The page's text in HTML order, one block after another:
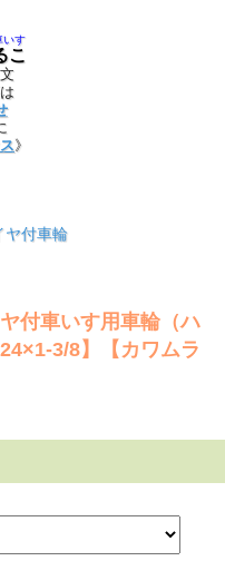
いす
こ
》
ヤ付車輪
付車いす用車輪（ハ
3/8】【カワムラ